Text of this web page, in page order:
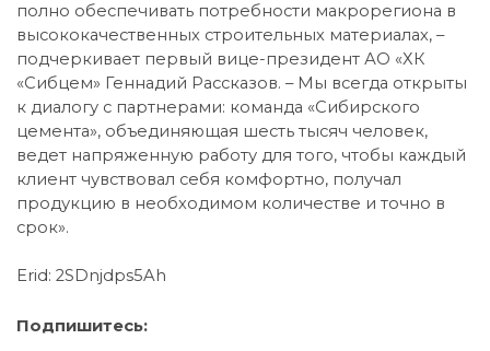
полно обеспечивать потребности макрорегиона в
высококачественных строительных материалах, –
подчеркивает первый вице-президент АО «ХК
«Сибцем» Геннадий Рассказов. – Мы всегда открыты
к диалогу с партнерами: команда «Сибирского
цемента», объединяющая шесть тысяч человек,
ведет напряженную работу для того, чтобы каждый
клиент чувствовал себя комфортно, получал
продукцию в необходимом количестве и точно в
срок».
Erid: 2SDnjdps5Ah
Подпишитесь: